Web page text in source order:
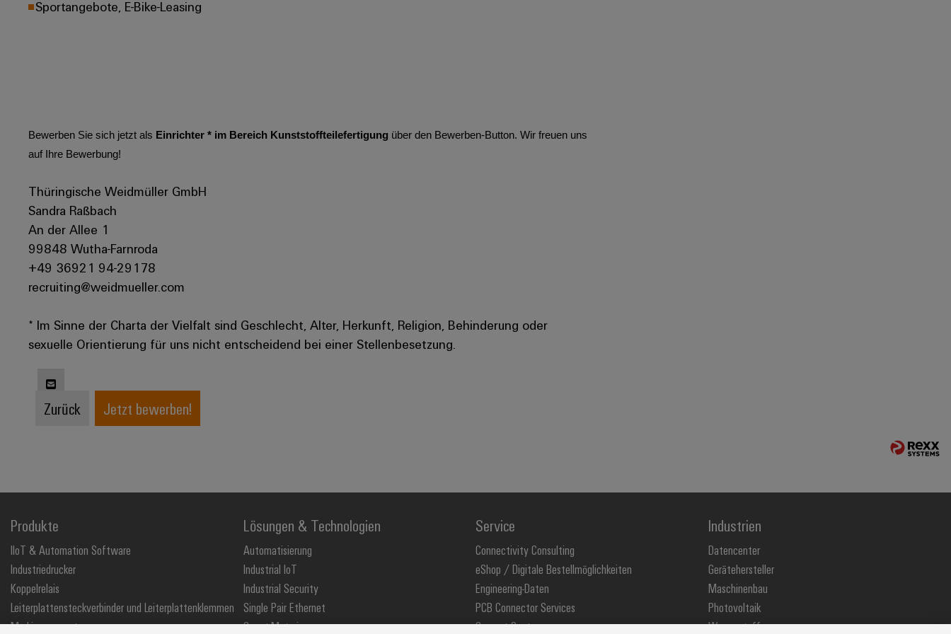
Sportangebote, E-Bike-Leasing
Bewerben Sie sich jetzt als Einrichter * im Bereich Kunststoffteilefertigung über den Bewerben-Button. Wir freuen uns
auf Ihre Bewerbung!
Thüringische Weidmüller GmbH
Sandra Raßbach
An der Allee 1
99848 Wutha-Farnroda
+49 36921 94-29178
recruiting@weidmueller.com
* Im Sinne der Charta der Vielfalt sind Geschlecht, Alter, Herkunft, Religion, Behinderung oder
sexuelle Orientierung für uns nicht entscheidend bei einer Stellenbesetzung.
Zurück Jetzt bewerben!
Produkte
IIoT & Automation Software
Industriedrucker
Koppelrelais
Leiterplattensteckverbinder und Leiterplattenklemmen
Markierungssysteme
Lösungen & Technologien
Automatisierung
Industrial IoT
Industrial Security
Single Pair Ethernet
Smart Metering
Service
Connectivity Consulting
eShop / Digitale Bestellmöglichkeiten
Engineering-Daten
PCB Connector Services
Support Center
Industrien
Datencenter
Gerätehersteller
Maschinenbau
Photovoltaik
Wasserstoff